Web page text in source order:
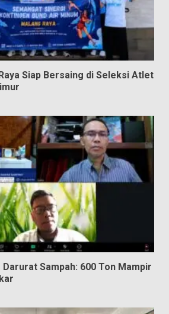
Siap Bersaing di Seleksi Atlet
Sampah: 600 Ton Mampir